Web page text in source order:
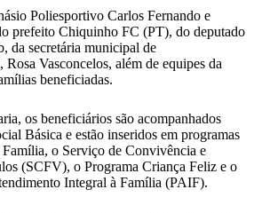
Poliesportivo Carlos Fernando e
prefeito Chiquinho FC (PT), do deputado
da secretária municipal de
Vasconcelos, além de equipes da
beneficiadas.
os beneficiários são acompanhados
Básica e estão inseridos em programas
o Serviço de Convivência e
(SCFV), o Programa Criança Feliz e o
Integral à Família (PAIF).